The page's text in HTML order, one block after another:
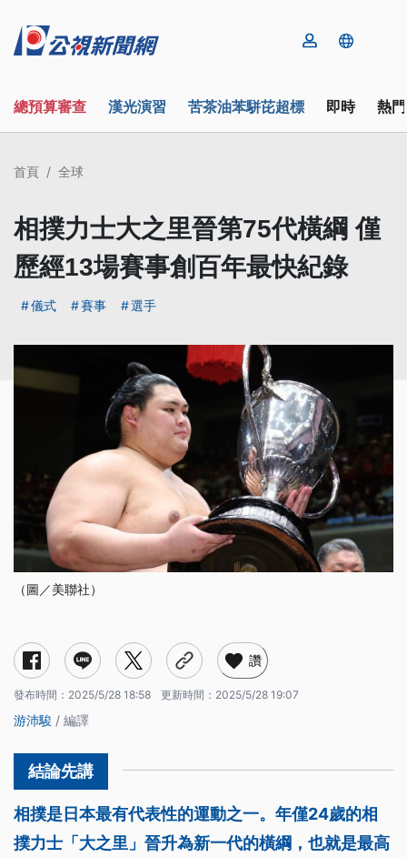
總預算審查 漢光演習 苦茶油苯駢芘超標 即時 熱
首頁 全球
相撲力士大之里晉第75代橫綱 僅
歷經13場賽事創百年最快紀錄
儀式 賽事 選手
（圖／美聯社）
讚
發布時間： 2025/5/28 18:58 更新時間： 2025/5/28 19:07
游沛駿 / 編譯
相撲是日本最有代表性的運動之一。年僅24歲的相
撲力士「大之里」晉升為新一代的橫綱，也就是最高